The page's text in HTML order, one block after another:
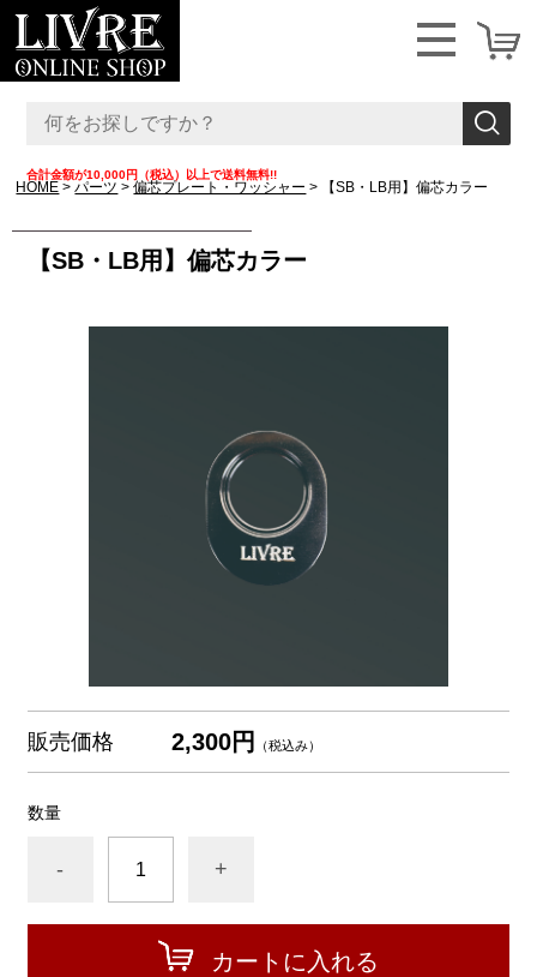
合計金額が10,000円（税込）以上で送料無料!!
HOME パーツ 偏芯プレート・ワッシャー 【SB・LB用】偏芯カラー
【SB・LB用】偏芯カラー
販売価格 2,300円 （税込み）
数量
- +
カートに入れる